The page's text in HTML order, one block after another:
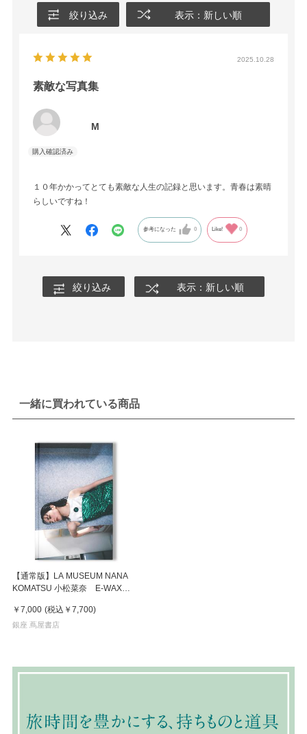
絞り込み 表示：新しい順
2025.10.28
素敵な写真集
M
１０年かかってとても素敵な人生の記録と思います。青春は素晴
らしいですね！
参考になった 0 Like! 0
絞り込み 表示：新しい順
一緒に買われている商品
【通常版】LA MUSEUM NANA
KOMATSU 小松菜奈 E-WAX
￥7,000 (税込 ￥7,700)
銀座 蔦屋書店